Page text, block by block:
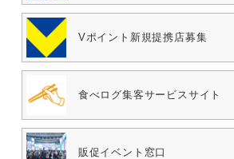
Vポイント 新規提携店募集
食べログ集客サービスサイト
販促イベント窓口